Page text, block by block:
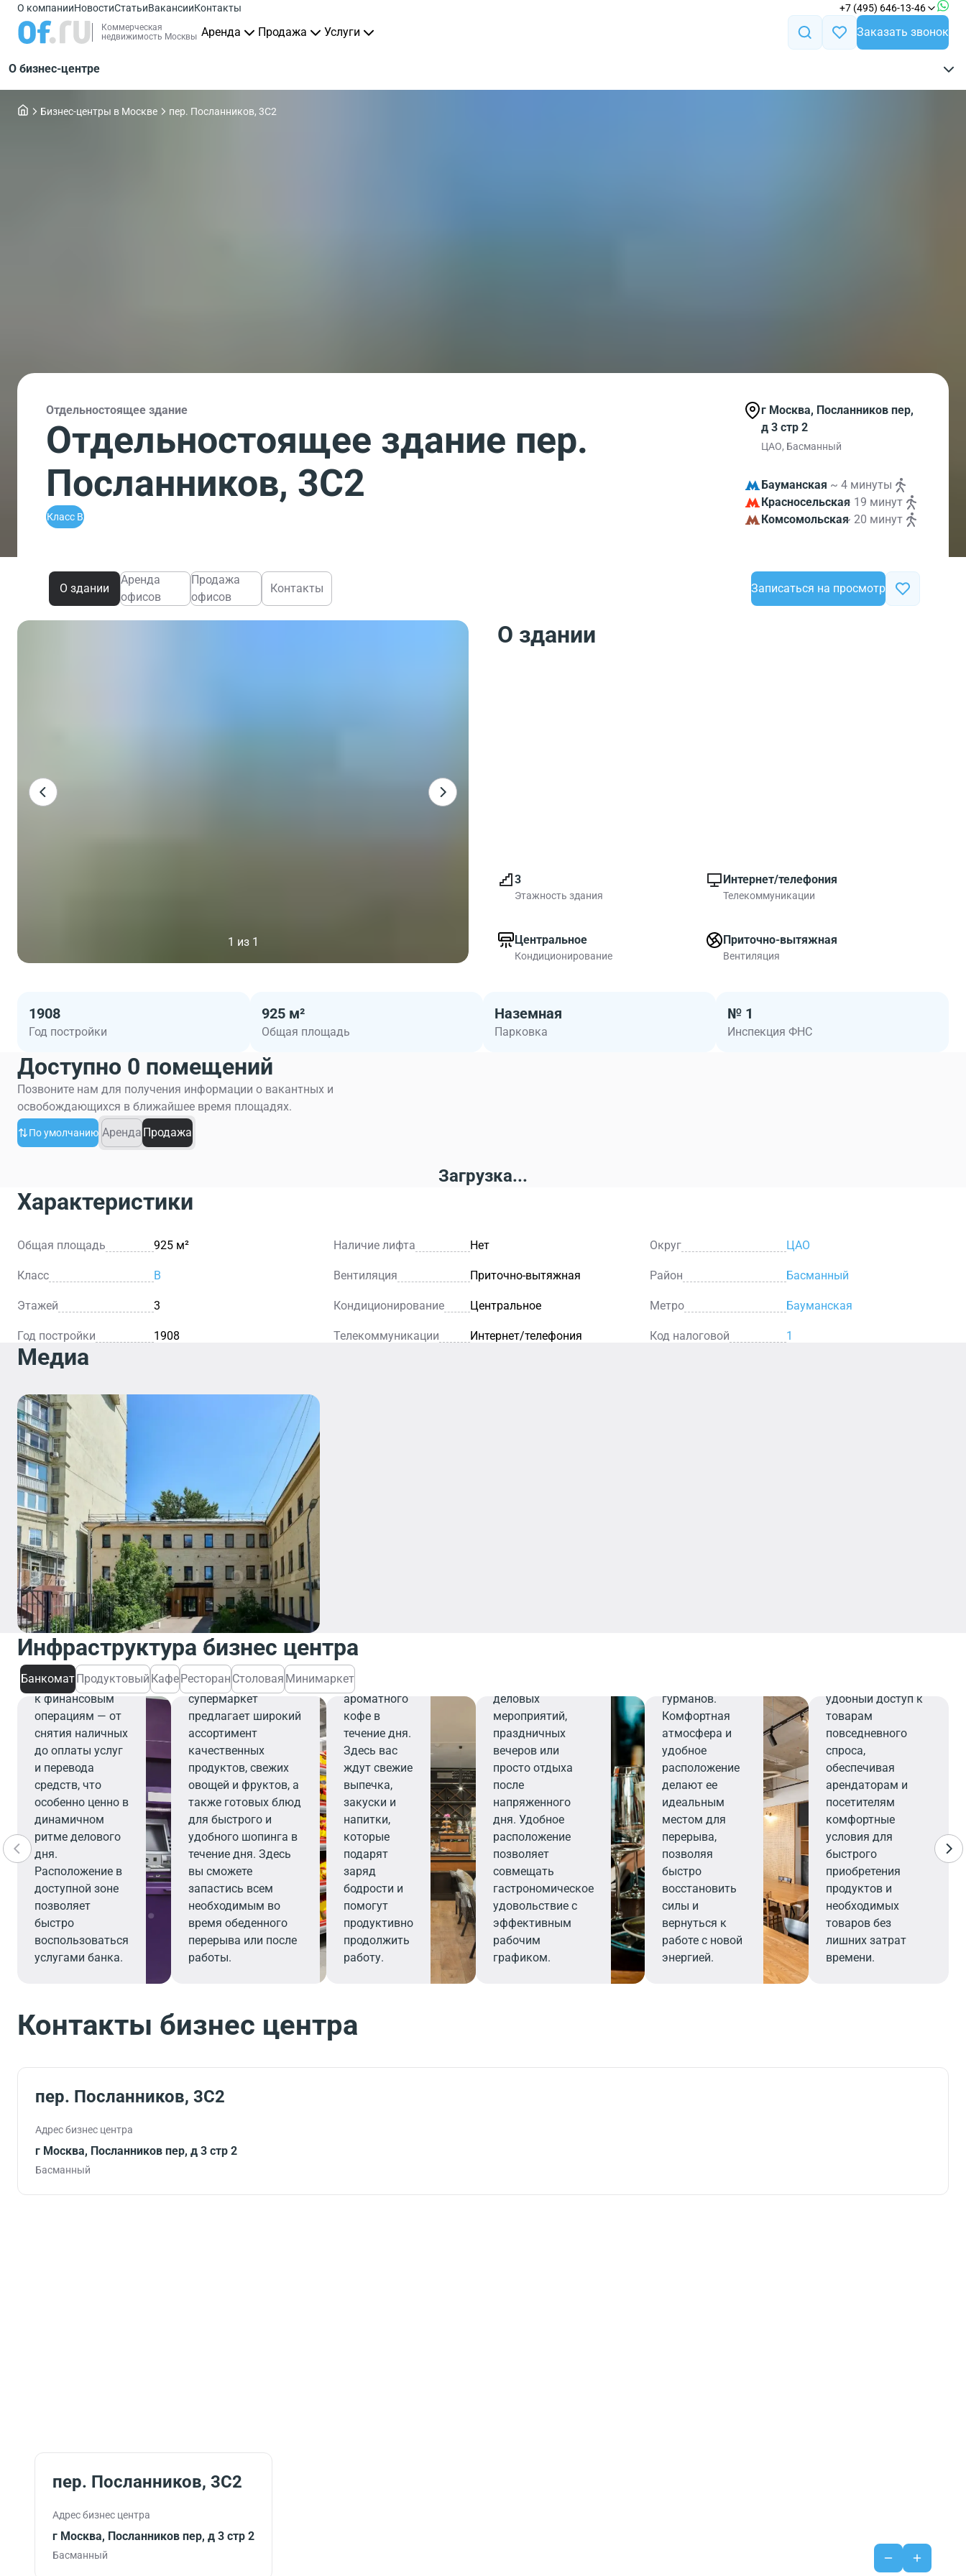
О компанииНовостиСтатьиВакансииКонтакты +7 (495) 646-13-46
Коммерческая
недвижимость Москвы Аренда Продажа Услуги Заказать звонок
О бизнес-центре
Бизнес-центры в Москве пер. Посланников, 3С2
Отдельностоящее здание
Отдельностоящее здание пер.
Посланников, 3С2
Класс B
г Москва, Посланников пер,
д 3 стр 2
ЦАО, Басманный
Бауманская ~ 4 минуты
Красносельская~ 19 минут
Комсомольская~ 20 минут
О здании
Аренда
офисов
Продажа
офисов
Контакты Записаться на просмотр
1 из 1
О здании
3
Этажность здания
Интернет/телефония
Телекоммуникации
Центральное
Кондиционирование
Приточно-вытяжная
Вентиляция
1908
Год постройки
925 м²
Общая площадь
Наземная
Парковка
№ 1
Инспекция ФНС
Доступно 0 помещений
Позвоните нам для получения информации о вакантных и
освобождающихся в ближайшее время площадях.
По умолчанию Аренда Продажа
Загрузка...
Характеристики
Общая площадь 925 м² Наличие лифта Нет Округ ЦАО
Класс B Вентиляция Приточно-вытяжная Район Басманный
Этажей 3 Кондиционирование Центральное Метро Бауманская
Год постройки 1908 Телекоммуникации Интернет/телефония Код налоговой 1
Медиа
Инфраструктура бизнес центра
БанкоматПродуктовый КафеРесторан Столовая Минимаркет
Банкомат
Банкомат
обеспечивает
быстрый и
удобный доступ
к финансовым
операциям — от
снятия наличных
до оплаты услуг
и перевода
средств, что
особенно ценно в
динамичном
ритме делового
дня.
Расположение в
доступной зоне
позволяет
быстро
воспользоваться
услугами банка.
Продуктовый
Современный
супермаркет
предлагает широкий
ассортимент
качественных
продуктов, свежих
овощей и фруктов, а
также готовых блюд
для быстрого и
удобного шопинга в
течение дня. Здесь
вы сможете
запастись всем
необходимым во
время обеденного
перерыва или после
работы.
встречи или
перерыва на
чашечку
ароматного
кофе в
течение дня.
Здесь вас
ждут свежие
выпечка,
закуски и
напитки,
которые
подарят
заряд
бодрости и
помогут
продуктивно
продолжить
работу.
деловых
мероприятий,
праздничных
вечеров или
просто отдыха
после
напряженного
дня. Удобное
расположение
позволяет
совмещать
гастрономическое
удовольствие с
эффективным
рабочим
графиком.
гурманов.
Комфортная
атмосфера и
удобное
расположение
делают ее
идеальным
местом для
перерыва,
позволяя
быстро
восстановить
силы и
вернуться к
работе с новой
энергией.
удобный доступ к
товарам
повседневного
спроса,
обеспечивая
арендаторам и
посетителям
комфортные
условия для
быстрого
приобретения
продуктов и
необходимых
товаров без
лишних затрат
времени.
Контакты бизнес центра
пер. Посланников, 3С2
Адрес бизнес центра
г Москва, Посланников пер, д 3 стр 2
Басманный
пер. Посланников, 3С2
Адрес бизнес центра
г Москва, Посланников пер, д 3 стр 2
Басманный